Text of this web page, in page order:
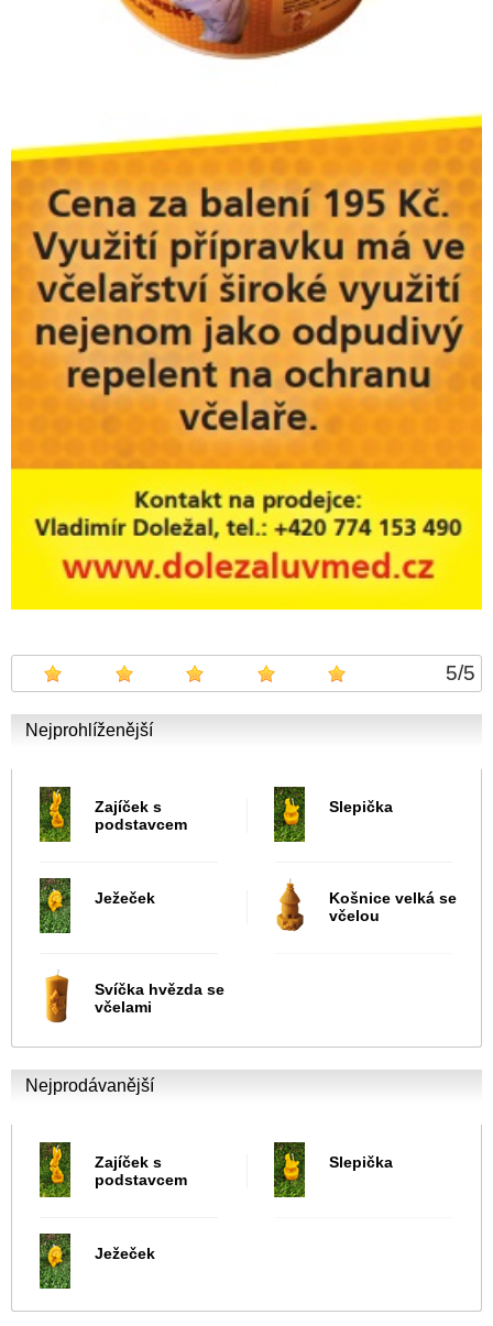
5/5
Nejprohlíženější
Zajíček s
podstavcem
Slepička
Ježeček
Košnice velká se
včelou
Svíčka hvězda se
včelami
Nejprodávanější
Zajíček s
podstavcem
Slepička
Ježeček